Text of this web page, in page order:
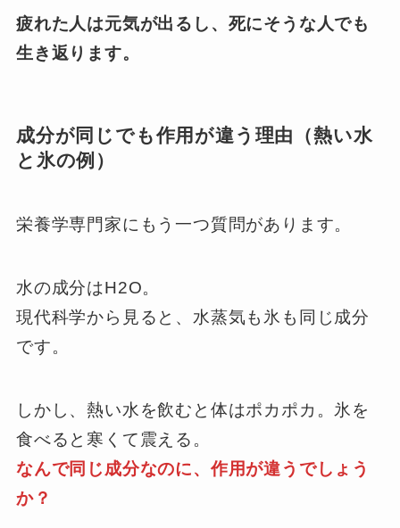
疲れた人は元気が出るし、死にそうな人でも
生き返ります。
成分が同じでも作用が違う理由（熱い水
と氷の例）
栄養学専門家にもう一つ質問があります。
水の成分はH2O。
現代科学から見ると、水蒸気も氷も同じ成分
です。
しかし、熱い水を飲むと体はポカポカ。氷を
食べると寒くて震える。
なんで同じ成分なのに、作用が違うでしょう
か？